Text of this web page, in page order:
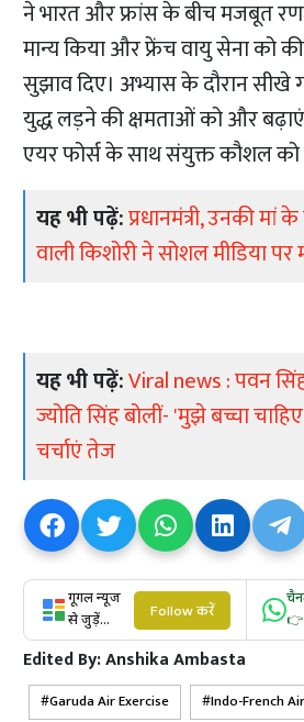
ने भारत और फ्रांस के बीच मजबूत
मान्य किया और फ्रेंच वायु सेना को
सुझाव दिए। अभ्यास के दौरान
युद्ध लड़ने की क्षमताओं को और
एयर फोर्स के साथ संयुक्त कौशल
यह भी पढ़ें:प्रधानमंत्री, उनकी
वाली किशोरी ने सोशल मीडिया पर
यह भी पढ़ें:Viral news : पवन
ज्योति सिंह बोलीं- 'मुझे बच्चा
चर्चाएं तेज
गूगल न्यूज
से जुड़ें...
Follow करें
👉
Edited By:Anshika Ambasta
Garuda Air Exercise
Indo-French